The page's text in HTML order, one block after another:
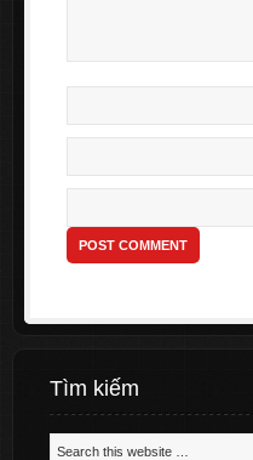
Tìm kiếm